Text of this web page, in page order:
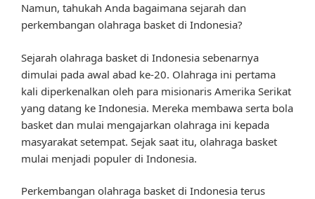
Namun, tahukah Anda bagaimana sejarah dan
perkembangan olahraga basket di Indonesia?
Sejarah olahraga basket di Indonesia sebenarnya
dimulai pada awal abad ke-20. Olahraga ini pertama
kali diperkenalkan oleh para misionaris Amerika Serikat
yang datang ke Indonesia. Mereka membawa serta bola
basket dan mulai mengajarkan olahraga ini kepada
masyarakat setempat. Sejak saat itu, olahraga basket
mulai menjadi populer di Indonesia.
Perkembangan olahraga basket di Indonesia terus